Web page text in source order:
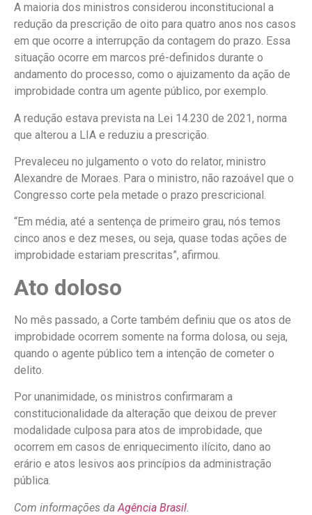
A maioria dos ministros considerou inconstitucional a
redução da prescrição de oito para quatro anos nos casos
em que ocorre a interrupção da contagem do prazo. Essa
situação ocorre em marcos pré-definidos durante o
andamento do processo, como o ajuizamento da ação de
improbidade contra um agente público, por exemplo.
A redução estava prevista na Lei 14.230 de 2021, norma
que alterou a LIA e reduziu a prescrição.
Prevaleceu no julgamento o voto do relator, ministro
Alexandre de Moraes. Para o ministro, não razoável que o
Congresso corte pela metade o prazo prescricional.
“Em média, até a sentença de primeiro grau, nós temos
cinco anos e dez meses, ou seja, quase todas ações de
improbidade estariam prescritas”, afirmou.
Ato doloso
No mês passado, a Corte também definiu que os atos de
improbidade ocorrem somente na forma dolosa, ou seja,
quando o agente público tem a intenção de cometer o
delito.
Por unanimidade, os ministros confirmaram a
constitucionalidade da alteração que deixou de prever
modalidade culposa para atos de improbidade, que
ocorrem em casos de enriquecimento ilícito, dano ao
erário e atos lesivos aos princípios da administração
pública.
Com informações da Agência Brasil